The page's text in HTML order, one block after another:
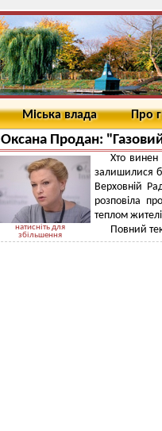
Міська влада Про
Оксана Продан:
натисніть для
збільшення
Хто винен
залишилися
Верховній
розповіла
теплом
Повний